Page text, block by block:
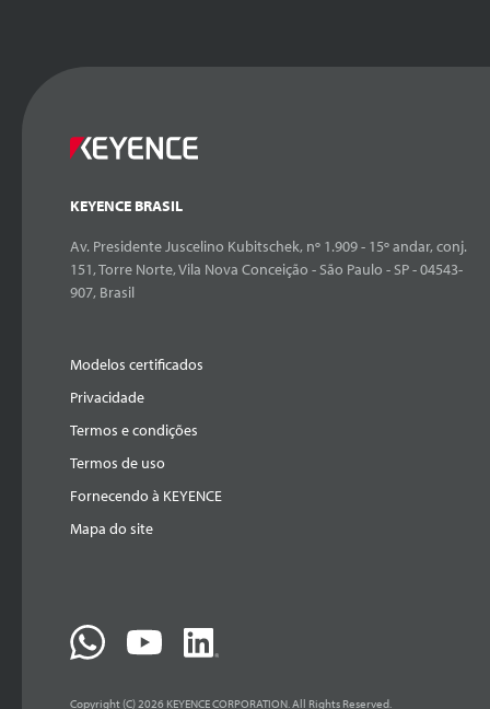
KEYENCE BRASIL
Av. Presidente Juscelino Kubitschek, nº 1.909 - 15º andar, conj.
151, Torre Norte, Vila Nova Conceição - São Paulo - SP - 04543-
907, Brasil
Modelos certificados
Privacidade
Termos e condições
Termos de uso
Fornecendo à KEYENCE
Mapa do site
Copyright (C) 2026 KEYENCE CORPORATION. All Rights Reserved.